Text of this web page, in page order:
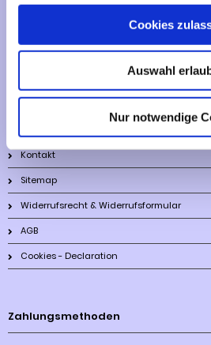
Cookies
Auswahl
Nur notwendige
Informationen
Liefer- und Versandkosten
Kontakt
Sitemap
Widerrufsrecht & Widerrufsformular
AGB
Cookies - Declaration
Zahlungsmethoden